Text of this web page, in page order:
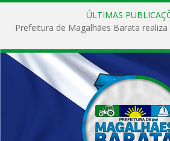
ÚLTIMAS